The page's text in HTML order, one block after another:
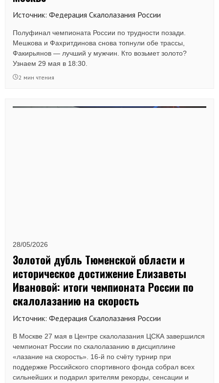
Источник: Федерация Скалолазания России
Полуфинал чемпионата России по трудности позади.
Мешкова и Фахритдинова снова топнули обе трассы,
Факирьянов — лучший у мужчин. Кто возьмет золото?
Узнаем 29 мая в 18:30.
2 мин чтения
28/05/2026
Золотой дубль Тюменской области и
историческое достижение Елизаветы
Ивановой: итоги чемпионата России по
скалолазанию на скорость
Источник: Федерация Скалолазания России
В Москве 27 мая в Центре скалолазания ЦСКА завершился
чемпионат России по скалолазанию в дисциплине
«лазание на скорость». 16-й по счёту турнир при
поддержке Российского спортивного фонда собрал всех
сильнейших и подарил зрителям рекорды, сенсации и